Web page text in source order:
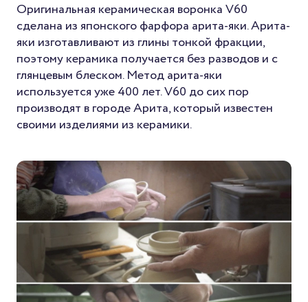
Оригинальная керамическая воронка V60
сделана из японского фарфора арита-яки. Арита-
яки изготавливают из глины тонкой фракции,
поэтому керамика получается без разводов и с
глянцевым блеском. Метод арита-яки
используется уже 400 лет. V60 до сих пор
производят в городе Арита, который известен
своими изделиями из керамики.